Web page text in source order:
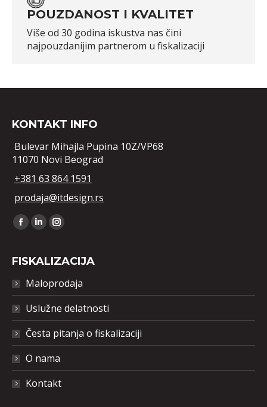
POUZDANOST I KVALITET
Više od 30 godina iskustva nas čini
najpouzdanijim partnerom u fiskalizaciji
KONTAKT INFO
Bulevar Mihajla Pupina 10Z/VP68
11070 Novi Beograd
+381 63 864 1591
prodaja@itdesign.rs
Find us on:
Facebook
LinkedinInstagram
FISKALIZACIJA
Maloprodaja
Uslužne delatnosti
Česta pitanja o fiskalizaciji
O nama
Kontakt